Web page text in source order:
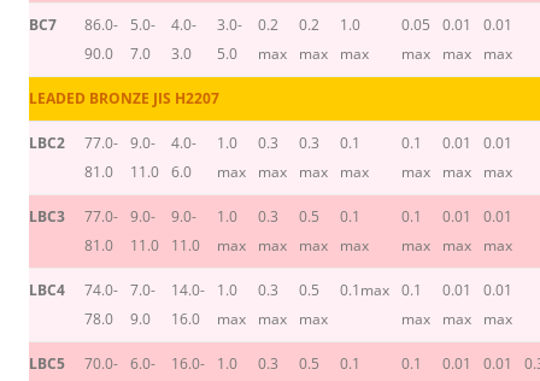
BC7
86.0-
90.0
5.0-
7.0
4.0-
3.0
3.0-
5.0
0.2
max
0.2
max
1.0
max
0.05
max
0.01
max
0.01
max
LEADED BRONZE JIS H2207
LBC2
77.0-
81.0
9.0-
11.0
4.0-
6.0
1.0
max
0.3
max
0.3
max
0.1
max
0.1
max
0.01
max
0.01
max
LBC3
77.0-
81.0
9.0-
11.0
9.0-
11.0
1.0
max
0.3
max
0.5
max
0.1
max
0.1
max
0.01
max
0.01
max
LBC4
74.0-
78.0
7.0-
9.0
14.0-
16.0
1.0
max
0.3
max
0.5
max
0.1max 0.1
max
0.01
max
0.01
max
LBC5
70.0- 6.0-
16.0-
1.0
0.3
0.5
0.1
0.1
0.01
0.01